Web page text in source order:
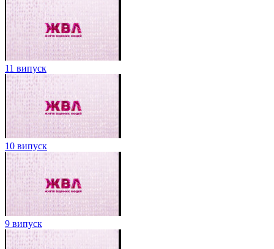
11 випуск
10 випуск
9 випуск